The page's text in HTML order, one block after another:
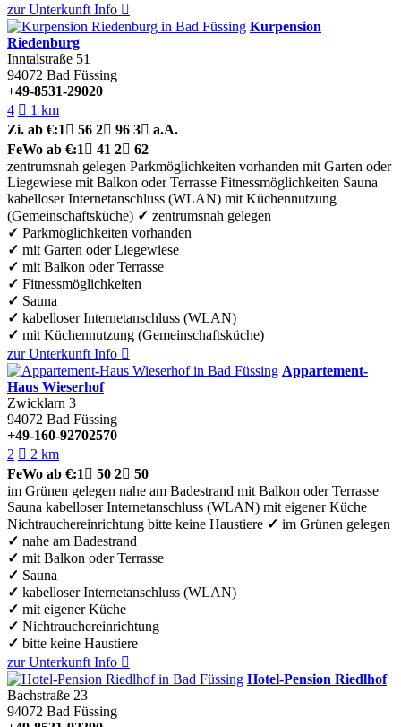
zur Unterkunft Info 
Kurpension
Riedenburg
Inntalstraße 51
94072 Bad Füssing
+49-8531-29020
4  1 km
Zi. ab €:1  56 2 96 3 a.A.
FeWo ab €:1  41 2 62
zentrumsnah gelegen Parkmöglichkeiten vorhanden mit Garten oder
Liegewiese mit Balkon oder Terrasse Fitnessmöglichkeiten Sauna
kabelloser Internetanschluss (WLAN) mit Küchennutzung
(Gemeinschaftsküche) ✓ zentrumsnah gelegen
✓ Parkmöglichkeiten vorhanden
✓ mit Garten oder Liegewiese
✓ mit Balkon oder Terrasse
✓ Fitnessmöglichkeiten
✓ Sauna
✓ kabelloser Internetanschluss (WLAN)
✓ mit Küchennutzung (Gemeinschaftsküche)
zur Unterkunft Info 
Appartement-
Haus Wieserhof
Zwicklarn 3
94072 Bad Füssing
+49-160-92702570
2  2 km
FeWo ab €:1  50 2 50
im Grünen gelegen nahe am Badestrand mit Balkon oder Terrasse
Sauna kabelloser Internetanschluss (WLAN) mit eigener Küche
Nichtrauchereinrichtung bitte keine Haustiere ✓ im Grünen gelegen
✓ nahe am Badestrand
✓ mit Balkon oder Terrasse
✓ Sauna
✓ kabelloser Internetanschluss (WLAN)
✓ mit eigener Küche
✓ Nichtrauchereinrichtung
✓ bitte keine Haustiere
zur Unterkunft Info 
Hotel-Pension Riedlhof
Bachstraße 23
94072 Bad Füssing